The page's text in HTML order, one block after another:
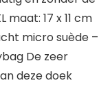
17 x 11 cm
micro suède –
De zeer
deze doek